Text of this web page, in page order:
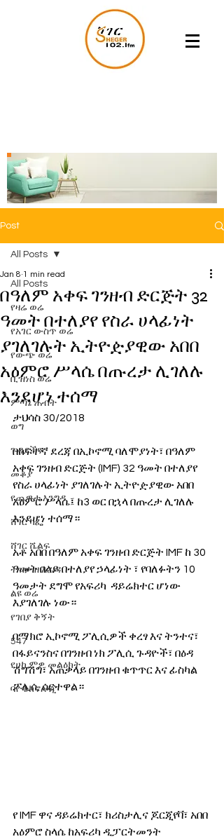
Post
All Posts
የዛሬ ወሬ
የአገር ውስጥ ወሬ
የውጭ ወሬ
ቢዝነስ ወሬ
ምጣኔ ሐብት
ወግ
ጉዳያችን
መቆያ
የጨዋታ እንግዳ
ሸገር ካፌ
ሸገር ሼልፍ
ትዝታ ዘ አራዳ
ልዩ ወሬ
የገበያ ቅኝት
547
የሀኪምዎ መልዕክት
ባዮቴክኖሎጂ
All Posts
በዓለም አቀፍ ገንዘብ ድርጅት 32
ዓመት በተለያየ የስራ ሀላፊነት
ያገለገሉት ኢትዮዽያዊው አበበ
አዕምሮ ሥላሴ በጡረታ ሊገለሉ
እንደሆነ ተሰማ
Jan 8 1 min read
ታህሳስ 30/2018
በከፍተኛ ደረጃ በኢኮኖሚ ባለሞያነት፣ በዓለም
አቀፍ ገንዘብ ድርጅት (IMF) 32 ዓመት በተለያየ
የስራ ሀላፊነት ያገለገሉት ኢትዮዽያዊው አበበ
አዕምሮ ሥላሴ፤ ከ3 ወር በኋላ በጡረታ ሊገለሉ
እንደሆነ ተሰማ።
አቶ አበበ በዓለም አቀፍ ገንዘብ ድርጅት IMF ከ 30
ዓመት በላይ በተለያየ ኃላፊነት ፣ የባለፉትን 10
ዓመታት ደግሞ የአፍሪካ  ዳይሬክተር ሆነው
እያገለገሉ ነው።
በማክሮ ኢኮኖሚ ፖሊሲዎች ቀረፃ እና ትንተና፣
በፋይናንስና በገንዘብ ነክ ፖሊሲ ጉዳዮች፣ በዕዳ
ሽግሽግ፣ አጠቃላይ በገንዘብ ቁጥጥር እና ፊስካል
ፖሊሲ ሰርተዋል።
የ IMF ዋና ዳይሬክተር፣ ክሪስታሊና ጆርጂየቫ፣ አበበ
አዕምሮ ስላሴ ከአፍሪካ ዲፓርትመንት